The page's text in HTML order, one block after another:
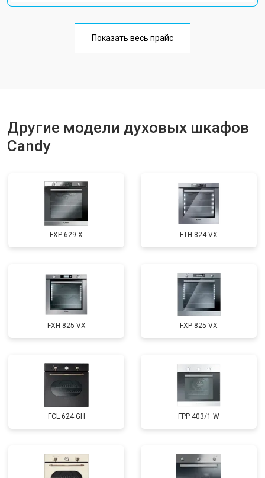
Показать весь прайс
Другие модели духовых шкафов
Candy
FXP 629 X FTH 824 VX
FXH 825 VX FXP 825 VX
FCL 624 GH FPP 403/1 W